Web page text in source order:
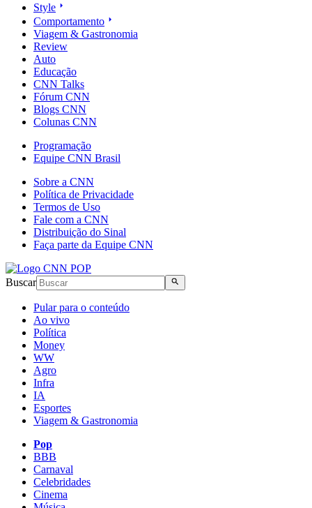
Style
Comportamento
Viagem & Gastronomia
Review
Auto
Educação
CNN Talks
Fórum CNN
Blogs CNN
Colunas CNN
Programação
Equipe CNN Brasil
Sobre a CNN
Política de Privacidade
Termos de Uso
Fale com a CNN
Distribuição do Sinal
Faça parte da Equipe CNN
Buscar
Pular para o conteúdo
Ao vivo
Política
Money
WW
Agro
Infra
IA
Esportes
Viagem & Gastronomia
Pop
BBB
Carnaval
Celebridades
Cinema